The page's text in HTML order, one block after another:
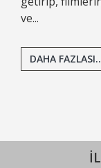
ve...
DAHA